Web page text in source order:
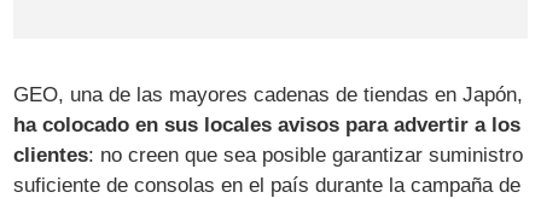
GEO, una de las mayores cadenas de tiendas en Japón,
ha colocado en sus locales avisos para advertir a los
clientes: no creen que sea posible garantizar suministro
suficiente de consolas en el país durante la campaña de